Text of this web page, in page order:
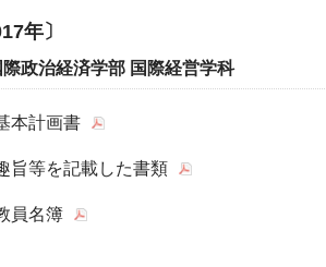
年〕
際政治経済学部 国際経営学科
本計画書
旨等を記載した書類
員名簿